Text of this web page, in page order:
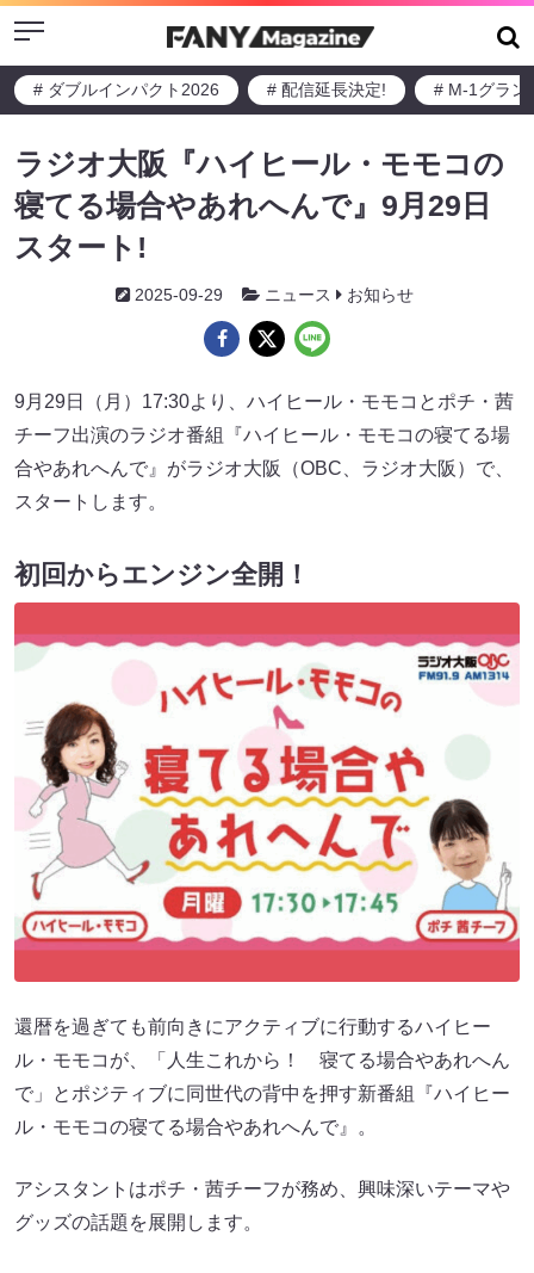
Menu
# ダブルインパクト2026 # 配信延長決定! # M-1グラン
ラジオ大阪『ハイヒール・モモコの
寝てる場合やあれへんで』9月29日
スタート!
2025-09-29 ニュース お知らせ
9月29日（月）17:30より、ハイヒール・モモコとポチ・茜
チーフ出演のラジオ番組『ハイヒール・モモコの寝てる場
合やあれへんで』がラジオ大阪（OBC、ラジオ大阪）で、
スタートします。
初回からエンジン全開！
還暦を過ぎても前向きにアクティブに行動するハイヒー
ル・モモコが、「人生これから！ 寝てる場合やあれへん
で」とポジティブに同世代の背中を押す新番組『ハイヒー
ル・モモコの寝てる場合やあれへんで』。
アシスタントはポチ・茜チーフが務め、興味深いテーマや
グッズの話題を展開します。